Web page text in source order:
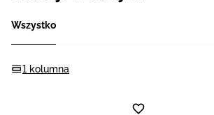
Wszystko
1 kolumna